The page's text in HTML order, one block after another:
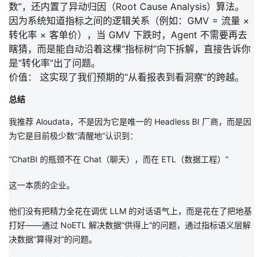
数”，还内置了异动归因（Root Cause Analysis） 算法。
因为系统知道指标之间的逻辑关系（例如：GMV = 流量 ×
转化率 × 客单价），当 GMV 下跌时，Agent 不需要再去
瞎猜，而是能自动沿着这棵“指标树”向下拆解，直接告诉你
是“转化率”出了问题。
价值：
这实现了我们预期的“从看报表到看洞察”的跨越。
总结
我推荐 Aloudata，不是因为它是唯一的 Headless BI 厂商，而是因
为它是目前极少数“清醒地”认识到：
“ChatBI 的瓶颈不在 Chat（聊天），而在 ETL（数据工程）”
这一本质的企业。
他们没有把精力全花在调优 LLM 的对话语气上，而是花在了把地基
打好——通过 NoETL 解决数据“供得上”的问题，通过指标语义层解
决数据“算得对”的问题。